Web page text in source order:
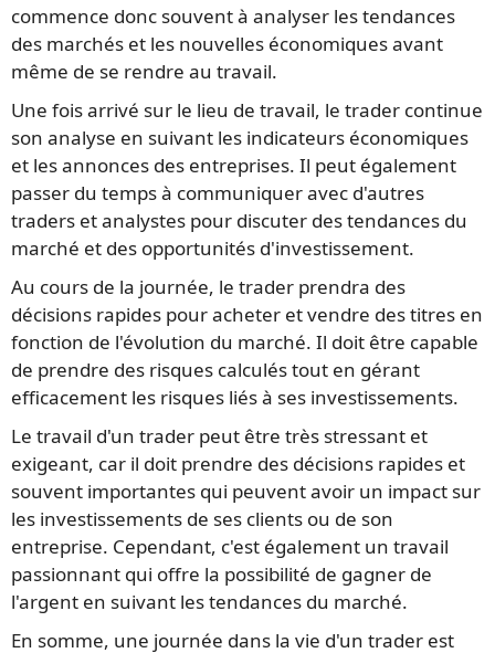
commence donc souvent à analyser les tendances
des marchés et les nouvelles économiques avant
même de se rendre au travail.
Une fois arrivé sur le lieu de travail, le trader continue
son analyse en suivant les indicateurs économiques
et les annonces des entreprises. Il peut également
passer du temps à communiquer avec d'autres
traders et analystes pour discuter des tendances du
marché et des opportunités d'investissement.
Au cours de la journée, le trader prendra des
décisions rapides pour acheter et vendre des titres en
fonction de l'évolution du marché. Il doit être capable
de prendre des risques calculés tout en gérant
efficacement les risques liés à ses investissements.
Le travail d'un trader peut être très stressant et
exigeant, car il doit prendre des décisions rapides et
souvent importantes qui peuvent avoir un impact sur
les investissements de ses clients ou de son
entreprise. Cependant, c'est également un travail
passionnant qui offre la possibilité de gagner de
l'argent en suivant les tendances du marché.
En somme, une journée dans la vie d'un trader est